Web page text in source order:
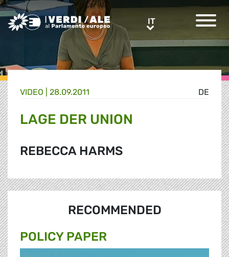
Greens/EFA Home ITIT
DE
VIDEO | 28.09.2011
LAGE DER UNION
REBECCA HARMS
RECOMMENDED
POLICY PAPER